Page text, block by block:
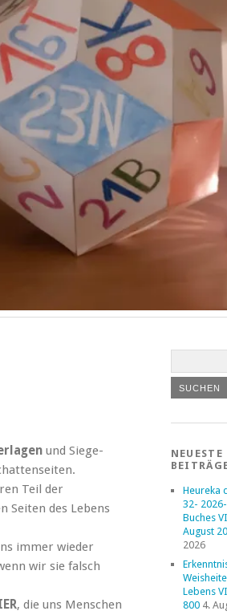
und Siege-
Teil der
Seiten des Lebens
immer wieder
wir sie falsch
, die uns Menschen
NEUESTE
Heureka
32-
Buches
August
2026
Lebens
800 4.